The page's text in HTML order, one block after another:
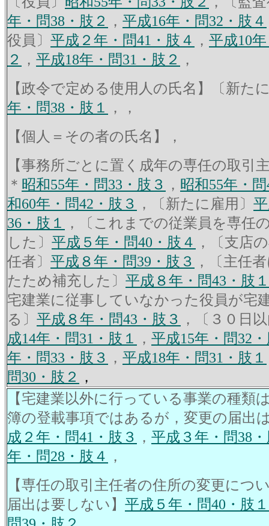
年・問38・肢２
， 平成16年・問32・肢４
役員〕 平成２年・問41・肢４ ， 平成10
２
， 平成18年・問31・肢２
，
【政令で定める使用人の氏名】〔新た
年・問38・肢１
，，
【個人＝その者の氏名】，
【事務所ごとに置く成年の専任の取引
＊ 昭和55年・問33・肢３ ， 昭和55年・
和60年・問42・肢３
，〔新たに雇用〕
36・肢１
，〔これまでの従業員を専任
した〕 平成５年・問40・肢４
，〔支店
任者〕 平成８年・問39・肢３
，〔主任
たため補充した〕 平成８年・問43・肢１
宅建業に従事していなかった役員が宅
る〕 平成８年・問43・肢３
，〔３０日
成14年・問31・肢１
， 平成15年・問32
年・問33・肢３
， 平成18年・問31・肢１
問30・肢２
，
【宅建業以外に行っている事業の種類
簿の登載事項ではあるが，変更の届出
成２年・問41・肢３
， 平成３年・問38
年・問28・肢４
，
【専任の取引主任者の住所の変更につ
届出は要しない】 平成５年・問40・肢１